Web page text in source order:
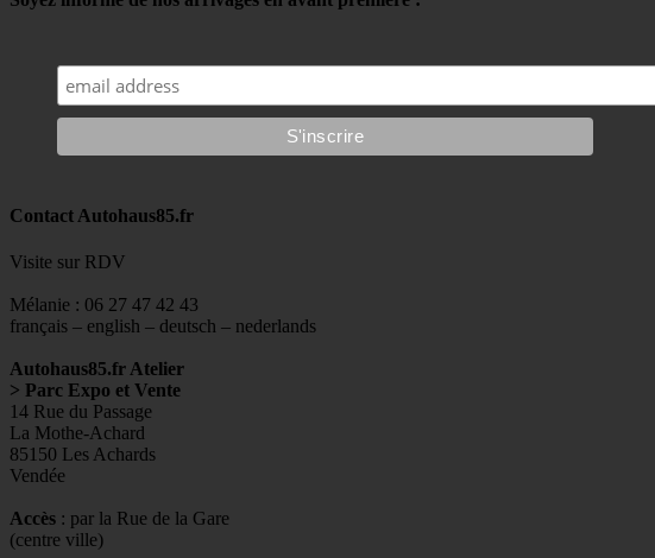
Contact Autohaus85.fr
Visite sur RDV
Mélanie : 06 27 47 42 43
français – english – deutsch – nederlands
Autohaus85.fr Atelier
> Parc Expo et Vente
14 Rue du Passage
La Mothe-Achard
85150 Les Achards
Vendée
Accès : par la Rue de la Gare
(centre ville)